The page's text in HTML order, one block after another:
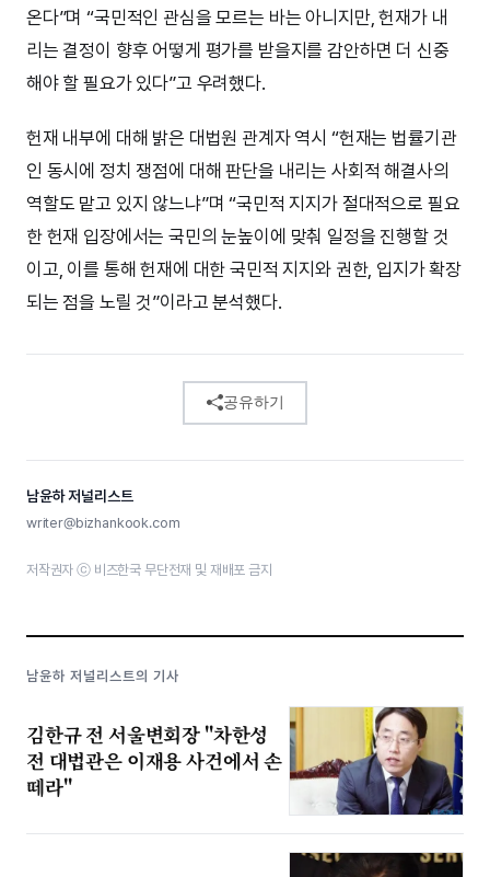
온다”며 “국민적인 관심을 모르는 바는 아니지만, 헌재가 내
리는 결정이 향후 어떻게 평가를 받을지를 감안하면 더 신중
해야 할 필요가 있다”고 우려했다.
헌재 내부에 대해 밝은 대법원 관계자 역시 “헌재는 법률기관
인 동시에 정치 쟁점에 대해 판단을 내리는 사회적 해결사의
역할도 맡고 있지 않느냐”며 “국민적 지지가 절대적으로 필요
한 헌재 입장에서는 국민의 눈높이에 맞춰 일정을 진행할 것
이고, 이를 통해 헌재에 대한 국민적 지지와 권한, 입지가 확장
되는 점을 노릴 것”이라고 분석했다.
공유하기
남윤하 저널리스트
writer@bizhankook.com
저작권자 ⓒ 비즈한국 무단전재 및 재배포 금지
남윤하 저널리스트의 기사
김한규 전 서울변회장 "차한성
전 대법관은 이재용 사건에서 손
떼라"